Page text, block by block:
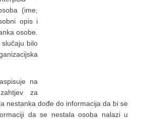
(ime,
opis i
osobe.
bilo
na
za
nestanka dođe do informacija da bi se
da se nestala osoba nalazi u